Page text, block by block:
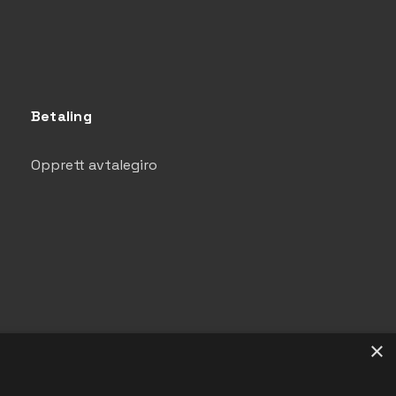
Betaling
Opprett avtalegiro
×